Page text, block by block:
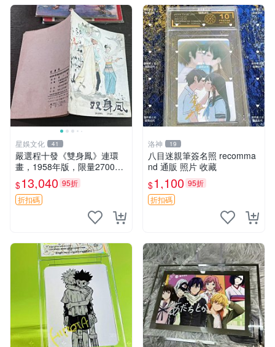
星娛文化 41
嚴選程十發《雙身鳳》連環
畫，1958年版，限量27000
冊收藏佳品 一版珍藏、內頁
保存完好 蟲蛀少量封底缺損
連環畫 程十發 程式
$13,040 95折
折扣碼
洛神 19
八目迷親筆簽名照 recomma
nd 通販 照片 收藏
$1,100 95折
折扣碼